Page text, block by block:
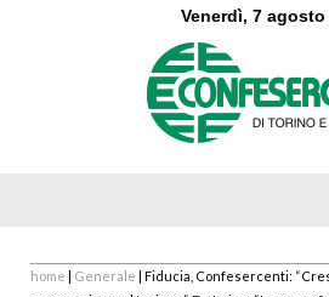
Venerdì, 7 agosto
home | Generale | Fiducia, Confesercenti: